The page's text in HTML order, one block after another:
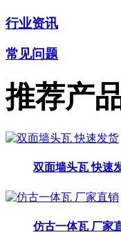
行业资讯
常见问题
推荐产
双面墙头瓦 快速
仿古一体瓦 厂家